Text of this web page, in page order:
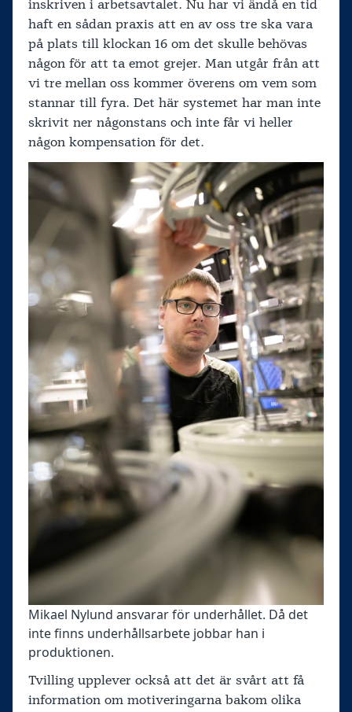
inskriven i arbetsavtalet. Nu har vi ändå en tid
haft en sådan praxis att en av oss tre ska vara
på plats till klockan 16 om det skulle behövas
någon för att ta emot grejer. Man utgår från att
vi tre mellan oss kommer överens om vem som
stannar till fyra. Det här systemet har man inte
skrivit ner någonstans och inte får vi heller
någon kompensation för det.
Mikael Nylund ansvarar för underhållet. Då det
inte finns underhållsarbete jobbar han i
produktionen.
Tvilling upplever också att det är svårt att få
information om motiveringarna bakom olika